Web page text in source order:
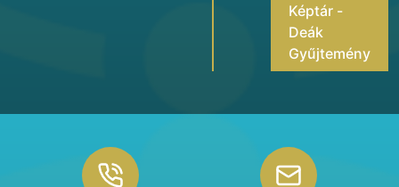
Képtár -
Deák
Gyűjtemény